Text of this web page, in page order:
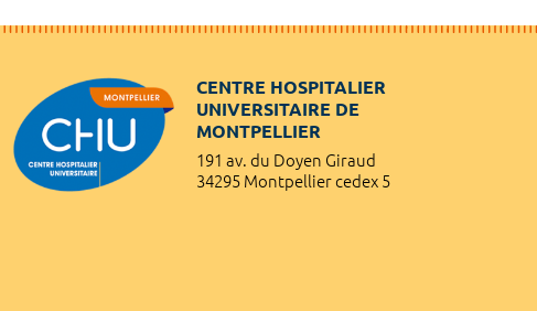
CENTRE HOSPITALIER
UNIVERSITAIRE DE
MONTPELLIER
191 av. du Doyen Giraud
34295 Montpellier cedex 5